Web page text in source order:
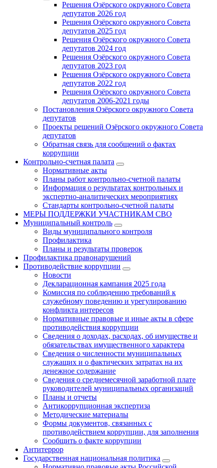
Решения Озёрского окружного Совета
депутатов 2026 год
Решения Озёрского окружного Совета
депутатов 2025 год
Решения Озёрского окружного Совета
депутатов 2024 год
Решения Озёрского окружного Совета
депутатов 2023 год
Решения Озёрского окружного Совета
депутатов 2022 год
Решения Озёрского окружного Совета
депутатов 2006-2021 годы
Постановления Озёрского окружного Совета
депутатов
Проекты решений Озёрского окружного Совета
депутатов
Обратная связь для сообщений о фактах
коррупции
Контрольно-счетная палата
Нормативные акты
Планы работ контрольно-счетной палаты
Информация о результатах контрольных и
экспертно-аналитических мероприятиях
Стандарты контрольно-счетной палаты
МЕРЫ ПОДДЕРЖКИ УЧАСТНИКАМ СВО
Муниципальный контроль
Виды муниципального контроля
Профилактика
Планы и результаты проверок
Профилактика правонарушений
Противодействие коррупции
Новости
Декларационная кампания 2025 года
Комиссия по соблюдению требований к
служебному поведению и урегулированию
конфликта интересов
Нормативные правовые и иные акты в сфере
противодействия коррупции
Сведения о доходах, расходах, об имуществе и
обязательствах имущественного характера
Сведения о численности муниципальных
служащих и о фактических затратах на их
денежное содержание
Сведения о среднемесячной заработной плате
руководителей муниципальных организаций
Планы и отчеты
Антикоррупционная экспертиза
Методические материалы
Формы документов, связанных с
противодействием коррупции, для заполнения
Сообщить о факте коррупции
Антитеррор
Государственная национальная политика